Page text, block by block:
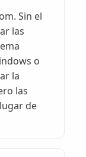
Sin el
las
o
la
las
de